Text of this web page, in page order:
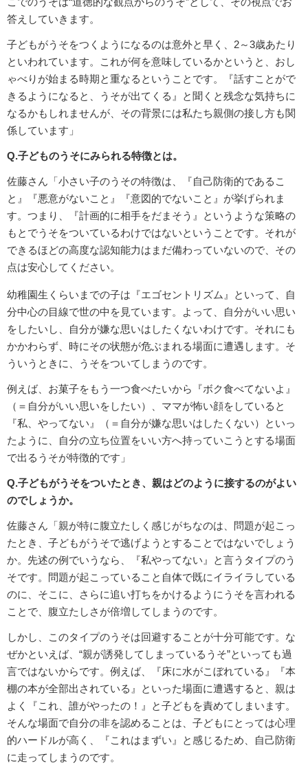
答えしていきます。
子どもがうそをつくようになるのは意外と早く、2～3歳あたり
といわれています。これが何を意味しているかというと、おし
ゃべりが始まる時期と重なるということです。『話すことがで
きるようになると、うそが出てくる』と聞くと残念な気持ちに
なるかもしれませんが、その背景には私たち親側の接し方も関
係しています」
Q.子どものうそにみられる特徴とは。
佐藤さん「小さい子のうその特徴は、『自己防衛的であるこ
と』『悪意がないこと』『意図的でないこと』が挙げられま
す。つまり、『計画的に相手をだまそう』というような策略の
もとでうそをついているわけではないということです。それが
できるほどの高度な認知能力はまだ備わっていないので、その
点は安心してください。
幼稚園生くらいまでの子は『エゴセントリズム』といって、自
分中心の目線で世の中を見ています。よって、自分がいい思い
をしたいし、自分が嫌な思いはしたくないわけです。それにも
かかわらず、時にその状態が危ぶまれる場面に遭遇します。そ
ういうときに、うそをついてしまうのです。
例えば、お菓子をもう一つ食べたいから『ボク食べてないよ』
（＝自分がいい思いをしたい）、ママが怖い顔をしていると
『私、やってない』（＝自分が嫌な思いはしたくない）といっ
たように、自分の立ち位置をいい方へ持っていこうとする場面
で出るうそが特徴的です」
Q.子どもがうそをついたとき、親はどのように接するのがよい
のでしょうか。
佐藤さん「親が特に腹立たしく感じがちなのは、問題が起こっ
たとき、子どもがうそで逃げようとすることではないでしょう
か。先述の例でいうなら、『私やってない』と言うタイプのう
そです。問題が起こっていること自体で既にイライラしている
のに、そこに、さらに追い打ちをかけるようにうそを言われる
ことで、腹立たしさが倍増してしまうのです。
しかし、このタイプのうそは回避することが十分可能です。な
ぜかといえば、“親が誘発してしまっているうそ”といっても過
言ではないからです。例えば、『床に水がこぼれている』『本
棚の本が全部出されている』といった場面に遭遇すると、親は
よく『これ、誰がやったの！』と子どもを責めてしまいます。
そんな場面で自分の非を認めることは、子どもにとっては心理
的ハードルが高く、『これはまずい』と感じるため、自己防衛
に走ってしまうのです。